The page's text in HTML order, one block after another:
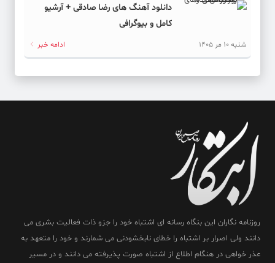
دانلود آهنگ های رضا صادقی + آرشیو
کامل و بیوگرافی
شنبه 10 مر 1405 ادامه خبر
روزنامه نگاران این بنگاه رسانه ای اشتباه خود را جزو ذات فعالیت بشری می
دانند ولی اصرار بر اشتباه را خطای نابخشودنی می شمارند و خود را متعهد به
عذر خواهی در هنگام اطلاع از اشتباه صورت پذیرفته می دانند و در مسیر